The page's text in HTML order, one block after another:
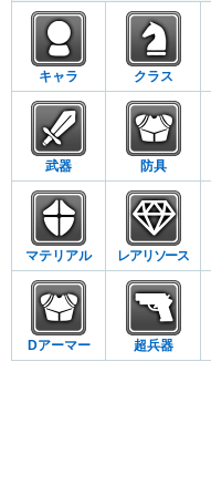
キャラ クラス
武器 防具
マテリアル レアリソース
Dアーマー 超兵器